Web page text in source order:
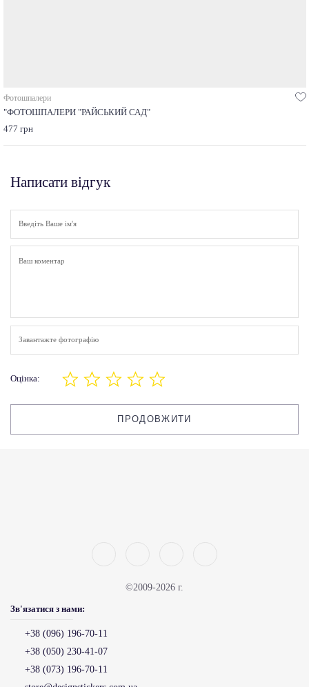
Фотошпалери
"ФОТОШПАЛЕРИ "РАЙСЬКИЙ САД"
477 грн
Написати відгук
Завантажте фотографію
Оцінка:
ПРОДОВЖИТИ
©2009-2026 г.
Зв'язатися з нами:
+38 (096) 196-70-11
+38 (050) 230-41-07
+38 (073) 196-70-11